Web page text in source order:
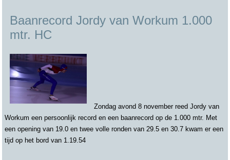
Baanrecord Jordy van Workum 1.000
mtr. HC
Zondag avond 8 november reed Jordy van
Workum een persoonlijk record en een baanrecord op de 1.000 mtr. Met
een opening van 19.0 en twee volle ronden van 29.5 en 30.7 kwam er een
tijd op het bord van 1.19.54